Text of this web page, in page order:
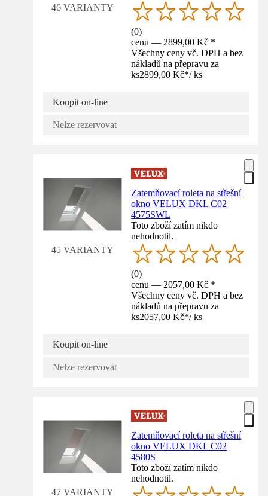
46 VARIANTY
(0)
cenu — 2899,00 Kč *
Všechny ceny vč. DPH a bez
nákladů na přepravu za
ks2899,00 Kč*/ ks
Koupit on-line
Nelze rezervovat
45 VARIANTY
Zatemňovací roleta na střešní
okno VELUX DKL C02
4575SWL
Toto zboží zatím nikdo
nehodnotil.
(0)
cenu — 2057,00 Kč *
Všechny ceny vč. DPH a bez
nákladů na přepravu za
ks2057,00 Kč*/ ks
Koupit on-line
Nelze rezervovat
47 VARIANTY
Zatemňovací roleta na střešní
okno VELUX DKL C02
4580S
Toto zboží zatím nikdo
nehodnotil.